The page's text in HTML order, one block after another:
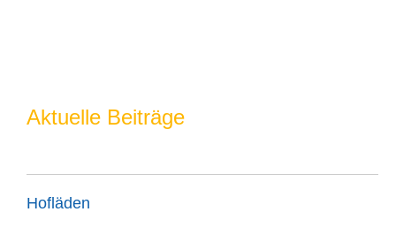
Aktuelle Beiträge
Hofläden